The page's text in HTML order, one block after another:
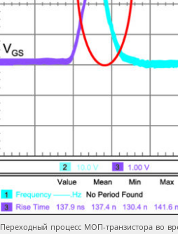
Переходный процесс МОП-транзистора во